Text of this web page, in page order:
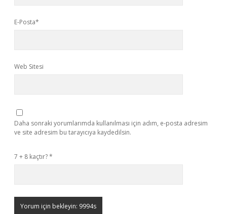
E-Posta*
Web Sitesi
Daha sonraki yorumlarımda kullanılması için adım, e-posta adresim
ve site adresim bu tarayıcıya kaydedilsin.
7 + 8 kaçtır?*